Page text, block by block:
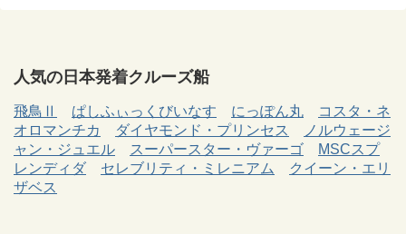
人気の日本発着クルーズ船
飛鳥Ⅱ ぱしふぃっくびいなす にっぽん丸
コスタ・ネ
オロマンチカ
ダイヤモンド・プリンセス
ノルウェージ
ャン・ジュエル
スーパースター・ヴァーゴ
MSCスプ
レンディダ
セレブリティ・ミレニアム
クイーン・エリ
ザベス